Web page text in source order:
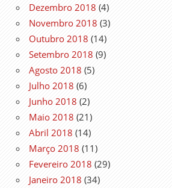
Dezembro 2018 (4)
Novembro 2018 (3)
Outubro 2018 (14)
Setembro 2018 (9)
Agosto 2018 (5)
Julho 2018 (6)
Junho 2018 (2)
Maio 2018 (21)
Abril 2018 (14)
Março 2018 (11)
Fevereiro 2018 (29)
Janeiro 2018 (34)